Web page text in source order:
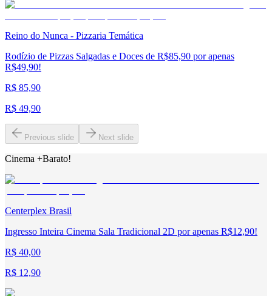
Reino do Nunca - Pizzaria Temática
Rodízio de Pizzas Salgadas e Doces de R$85,90 por apenas
R$49,90!
R$ 85,90
R$ 49,90
Previous slide Next slide
Cinema +Barato!
Centerplex Brasil
Ingresso Inteira Cinema Sala Tradicional 2D por apenas R$12,90!
R$ 40,00
R$ 12,90